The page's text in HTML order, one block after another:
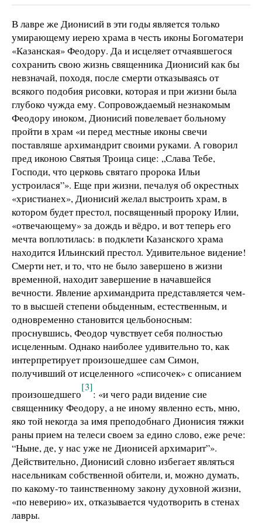
В лавре же Дионисий в эти годы является только
умирающему иерею храма в честь иконы Богоматери
«Казанская» Феодору. Да и исцеляет отчаявшегося
сохранить свою жизнь священника Дионисий как бы
невзначай, походя, после смерти отказываясь от
всякого подобия рисовки, которая и при жизни была
глубоко чужда ему. Сопровождаемый незнакомым
Феодору иноком, Дионисий повелевает больному
пройти в храм «и перед местные иконы свечи
поставляше архимандрит своими руками. А говорил
пред иконою Святыя Троица сице: „Слава Тебе,
Господи, что церковь святаго пророка Ильи
устроилася”». Еще при жизни, печалуя об окрестных
«христианех», Дионисий желал выстроить храм, в
котором будет престол, посвященный пророку Илии,
«отвечающему» за дождь и вёдро, и вот теперь его
мечта воплотилась: в подклети Казанского храма
находится Ильинский престол. Удивительное видение!
Смерти нет, и то, что не было завершено в жизни
временной, находит завершение в начавшейся
вечности. Явление архимандрита представляется чем-
то в высшей степени обыденным, естественным, и
одновременно становится цельбоносным:
проснувшись, Феодор чувствует себя полностью
исцеленным. Однако наиболее удивительно то, как
интерпретирует произошедшее сам Симон,
получивший от исцеленного «списочек» с описанием
произошедшего
[3]
: «и чего ради видение сие
священнику Феодору, а не иному явленно есть, мню,
яко той некогда за имя преподобнаго Дионисия тяжки
раны прием на телеси своем за едино слово, еже рече:
“Ныне, де, у нас уже не Дионисей архимарит”».
Действительно, Дионисий словно избегает являться
насельникам собственной обители, и, можно думать,
по какому-то таинственному закону духовной жизни,
«по неверию» их, отказывается чудотворить в стенах
лавры.